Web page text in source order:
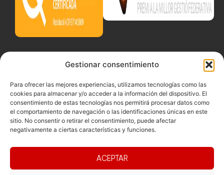
Gestionar consentimiento
Para ofrecer las mejores experiencias, utilizamos tecnologías como las
cookies para almacenar y/o acceder a la información del dispositivo. El
consentimiento de estas tecnologías nos permitirá procesar datos como
el comportamiento de navegación o las identificaciones únicas en este
sitio. No consentir o retirar el consentimiento, puede afectar
negativamente a ciertas características y funciones.
ACEPTAR